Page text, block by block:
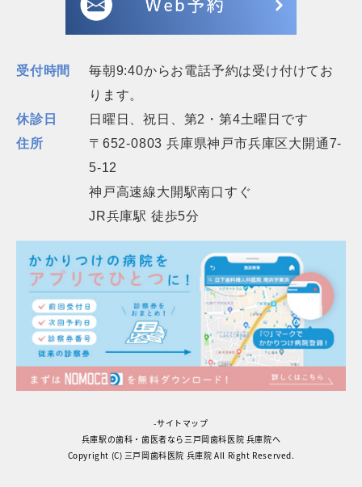
受付時間
毎朝9:40からお電話予約は受け付けてお
ります。
休診日
日曜日、祝日、第2・第4土曜日です
住所
〒652-0803 兵庫県神戸市兵庫区大開通7-
5-12
神戸高速線大開駅南口すぐ
JR兵庫駅 徒歩5分
-サイトマップ
兵庫駅の歯科・歯医者なら三戸岡歯科医院 兵庫院へ
Copyright (C) 三戸岡歯科医院 兵庫院 All Right Reserved.